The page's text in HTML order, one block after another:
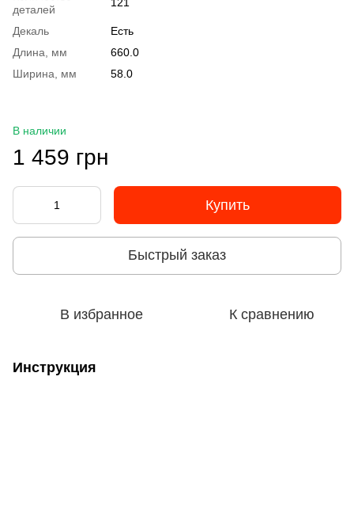
деталей
Декаль
Есть
Длина, мм
660.0
Ширина, мм
58.0
В наличии
1 459 грн
Купить
Быстрый заказ
В избранное К сравнению
Инструкция